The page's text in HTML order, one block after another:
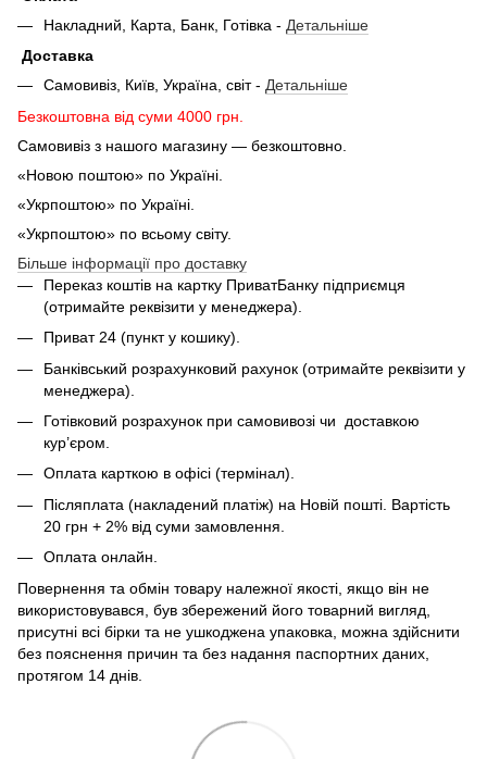
Накладний, Карта, Банк, Готівка - Детальніше
Доставка
Самовивіз, Київ, Україна, світ - Детальніше
Безкоштовна від суми 4000 грн.
Самовивіз з нашого магазину — безкоштовно.
«Новою поштою» по Україні.
«Укрпоштою» по Україні.
«Укрпоштою» по всьому світу.
Більше інформації про доставку
Переказ коштів на картку ПриватБанку підприємця
(отримайте реквізити у менеджера).
Приват 24 (пункт у кошику).
Банківський розрахунковий рахунок (отримайте реквізити у
менеджера).
Готівковий розрахунок при самовивозі чи доставкою
кур’єром.
Оплата карткою в офісі (термінал).
Післяплата (накладений платіж) на Новій пошті. Вартість
20 грн + 2% від суми замовлення.
Оплата онлайн.
Повернення та обмін товару належної якості, якщо він не
використовувався, був збережений його товарний вигляд,
присутні всі бірки та не ушкоджена упаковка, можна здійснити
без пояснення причин та без надання паспортних даних,
протягом 14 днів.